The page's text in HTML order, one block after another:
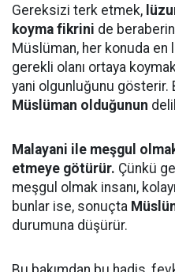
Gereksizi terk etmek,
koyma fikrini de
Müslüman, her konuda en
gerekli olanı ortaya
yani olgunluğunu gösterir.
Müslüman olduğunun
Malayani ile meşgul
etmeye götürür. Çünkü
meşgul olmak insanı,
bunlar ise, sonuçta
durumuna düşürür.